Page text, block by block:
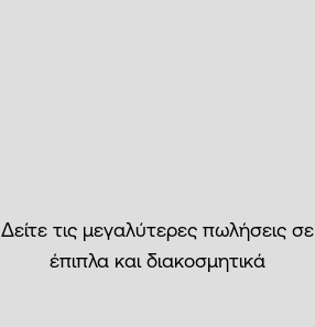
Δείτε τις μεγαλύτερες πωλήσεις σε
έπιπλα και διακοσμητικά